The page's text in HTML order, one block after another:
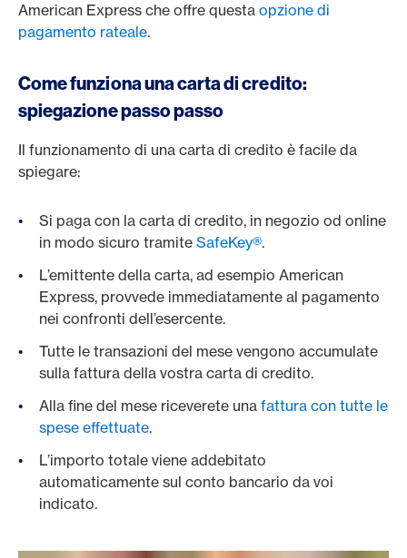
American Express che offre questa opzione di
pagamento rateale.
Come funziona una carta di credito:
spiegazione passo passo
Il funzionamento di una carta di credito è facile da
spiegare:
Si paga con la carta di credito, in negozio od online
in modo sicuro tramite SafeKey®.
L’emittente della carta, ad esempio American
Express, provvede immediatamente al pagamento
nei confronti dell’esercente.
Tutte le transazioni del mese vengono accumulate
sulla fattura della vostra carta di credito.
Alla fine del mese riceverete una fattura con tutte le
spese effettuate.
L’importo totale viene addebitato
automaticamente sul conto bancario da voi
indicato.